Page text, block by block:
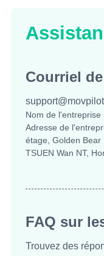
Courriel
Nom de l'entreprise
Adresse de
étage, Golden Bear
TSUEN Wan NT,
FAQ sur
Trouvez des